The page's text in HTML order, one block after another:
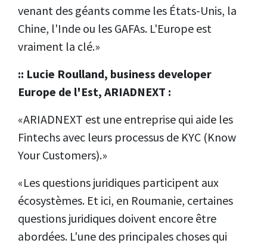
venant des géants comme les États-Unis, la
Chine, l'Inde ou les GAFAs. L'Europe est
vraiment la clé.»
:: Lucie Roulland, business developer
Europe de l'Est, ARIADNEXT :
«ARIADNEXT est une entreprise qui aide les
Fintechs avec leurs processus de KYC (Know
Your Customers).»
«Les questions juridiques participent aux
écosystèmes. Et ici, en Roumanie, certaines
questions juridiques doivent encore être
abordées. L'une des principales choses qui